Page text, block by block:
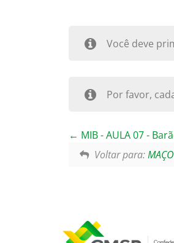
Você deve
Por favor,
MIB - AULA 07 -
Voltar para: